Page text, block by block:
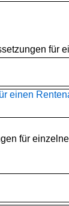
für
einen
für